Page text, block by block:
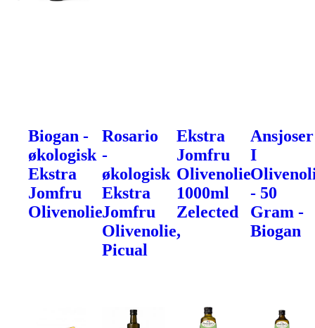
Biogan -
økologisk
Ekstra
Jomfru
Olivenolie
Rosario
-
økologisk
Ekstra
Jomfru
Olivenolie,
Picual
Ekstra
Jomfru
Olivenolie
1000ml
Zelected
Ansjoser
I
- 50
Gram -
Biogan